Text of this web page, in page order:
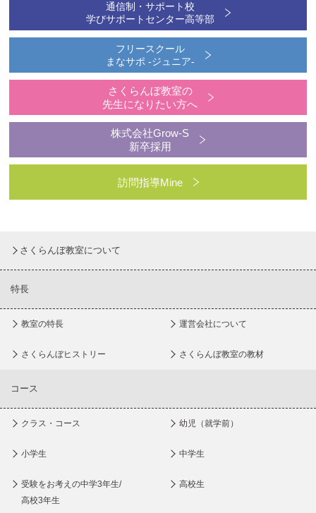
通信制・サポート校
学びサポートセンター高等部
フリースクール
まなサポ -ジュニア-
さくらんぼ教室の
先生になりたい方へ
株式会社Grow-S
新卒採用
訪問指導Mine
さくらんぼ教室について
特長
教室の特長 運営会社について
さくらんぼヒストリー さくらんぼ教室の教材
コース
クラス・コース 幼児（就学前）
小学生 中学生
受験をお考えの中学3年生/
高校3年生
高校生